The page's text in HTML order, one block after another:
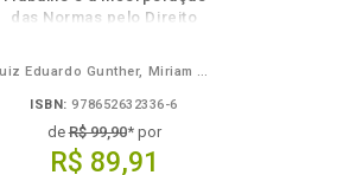
eBookB.V.
das Normas pelo Direito
Luiz Eduardo Gunther, Miriam Olivia Knopik Ferraz
ISBN: 978652632336-6
deR$ 99,90* por
R$ 89,91